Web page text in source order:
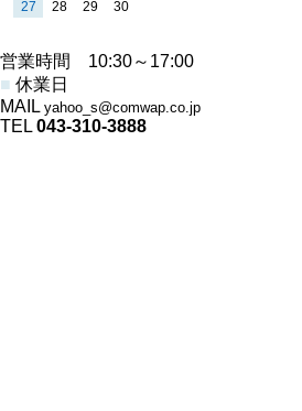
営業時間 10:30～17:00
■ 休業日
MAIL yahoo_s@comwap.co.jp
TEL 043-310-3888